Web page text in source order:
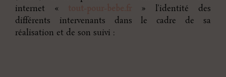
internet «
» l’identité des
différents intervenants dans le cadre de sa
réalisation et de son suivi :